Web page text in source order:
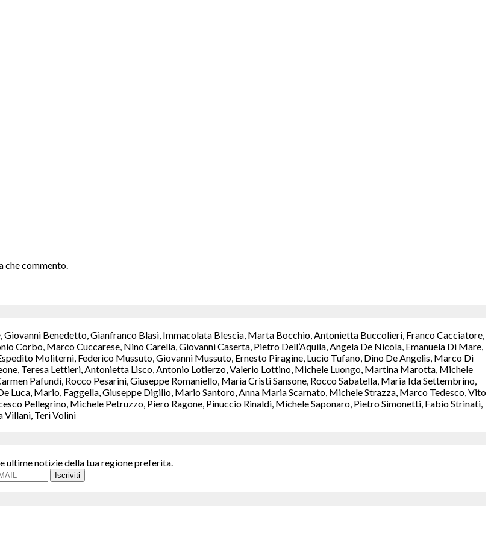
che commento.
Benedetto, Gianfranco Blasi, Immacolata Blescia, Marta Bocchio, Antonietta Buccolieri, Franco Cacciatore,
Corbo, Marco Cuccarese, Nino Carella, Giovanni Caserta, Pietro Dell’Aquila, Angela De Nicola, Emanuela Di Mare,
Moliterni, Federico Mussuto, Giovanni Mussuto, Ernesto Piragine, Lucio Tufano, Dino De Angelis, Marco Di
Teresa Lettieri, Antonietta Lisco, Antonio Lotierzo, Valerio Lottino, Michele Luongo, Martina Marotta, Michele
Pafundi, Rocco Pesarini, Giuseppe Romaniello, Maria Cristi Sansone, Rocco Sabatella, Maria Ida Settembrino,
Luca, Mario, Faggella, Giuseppe Digilio, Mario Santoro, Anna Maria Scarnato, Michele Strazza, Marco Tedesco, Vito
Pellegrino, Michele Petruzzo, Piero Ragone, Pinuccio Rinaldi, Michele Saponaro, Pietro Simonetti, Fabio Strinati,
Villani, Teri Volini
ultime notizie della tua regione preferita.
Iscriviti